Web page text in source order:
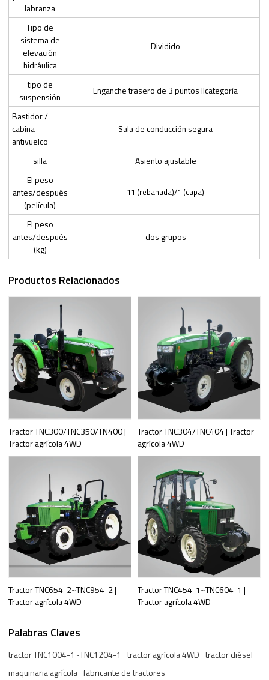
labranza
Tipo de
sistema de
elevación
hidráulica
Dividido
tipo de
suspensión
Enganche trasero de 3 puntos IIcategoría
Bastidor /
cabina
antivuelco
Sala de conducción segura
silla
Asiento ajustable
El peso
antes/después
(película)
11 (rebanada)/1 (capa)
El peso
antes/después
(kg)
dos grupos
Productos Relacionados
Tractor TNC300/TNC350/TN400 |
Tractor agrícola 4WD
Tractor TNC304/TNC404 | Tractor
agrícola 4WD
Tractor TNC654-2~TNC954-2 |
Tractor agrícola 4WD
Tractor TNC454-1~TNC604-1 |
Tractor agrícola 4WD
Palabras Claves
tractor TNC1004-1~TNC1204-1 tractor agrícola 4WD tractor diésel
maquinaria agrícola fabricante de tractores